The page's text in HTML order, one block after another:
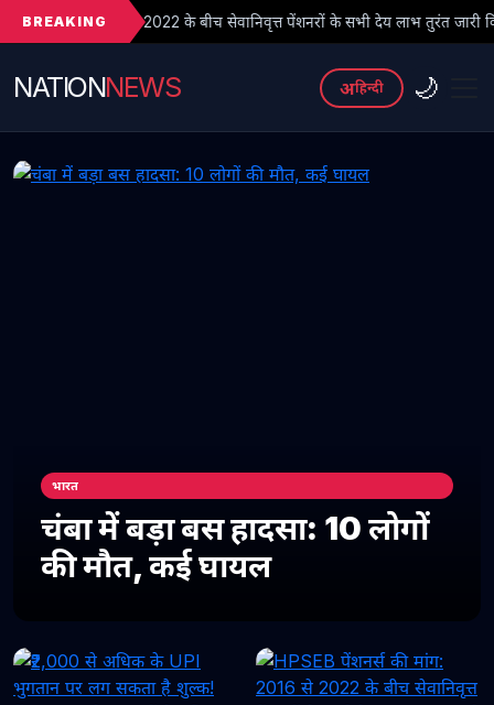
BREAKING
के बीच सेवानिवृत्त पेंशनरों के सभी देय लाभ तुरंत जारी किए जाएं ●
NATIONNEWS अहिन्दी 🌙
भारत
चंबा में बड़ा बस हादसा: 10 लोगों
की मौत, कई घायल